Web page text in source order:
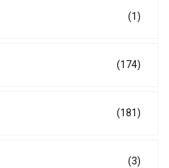
(1)
(174)
(181)
(3)